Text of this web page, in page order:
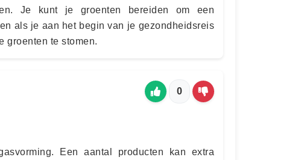
Je kunt je groenten bereiden om een
als je aan het begin van je gezondheidsreis
groenten te stomen.
0
Een aantal producten kan extra